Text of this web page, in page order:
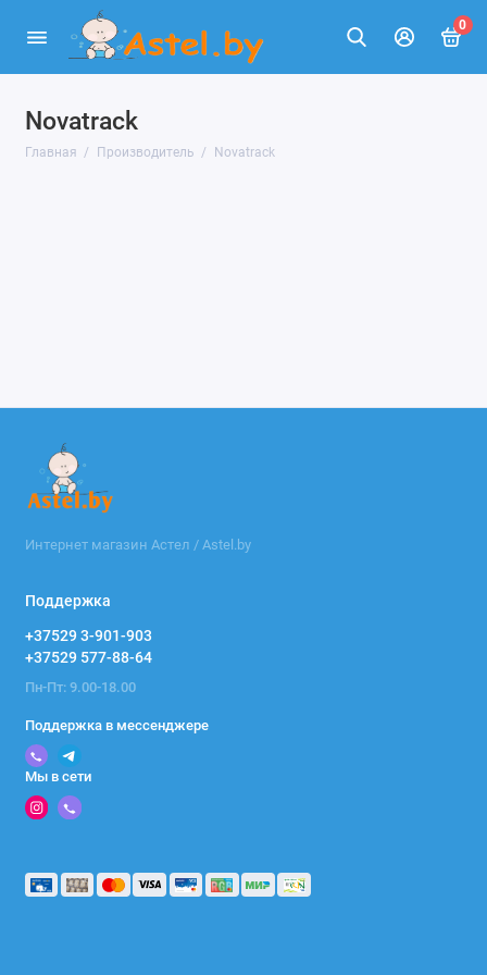
0
Novatrack
Главная Производитель Novatrack
Интернет магазин Астел / Astel.by
Поддержка
+37529 3-901-903
+37529 577-88-64
Пн-Пт: 9.00-18.00
Поддержка в мессенджере
Мы в сети